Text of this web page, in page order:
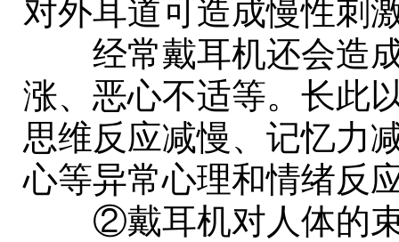
对外耳道可造成慢性刺
经常戴耳机还会造成
涨、恶心不适等。长此
思维反应减慢、记忆力
心等异常心理和情绪反
②戴耳机对人体的束